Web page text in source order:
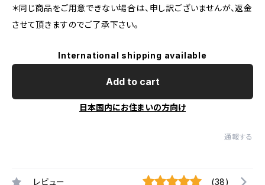
＊同じ商品をご用意できない場合は、申し訳ございませんが、返金
させて頂きますのでご了承下さい。
International shipping available
Add to cart
日本国内にお住まいの方向け
通報する
レビュー (38)